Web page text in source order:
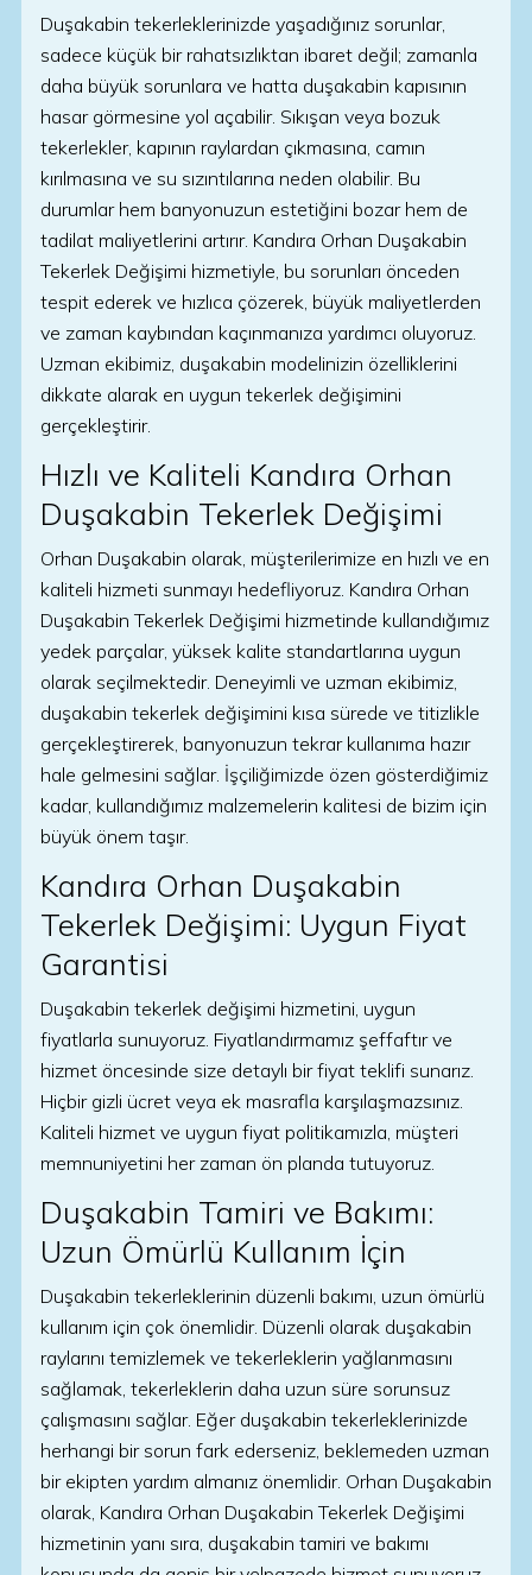
Duşakabin tekerleklerinizde yaşadığınız sorunlar,
sadece küçük bir rahatsızlıktan ibaret değil; zamanla
daha büyük sorunlara ve hatta duşakabin kapısının
hasar görmesine yol açabilir. Sıkışan veya bozuk
tekerlekler, kapının raylardan çıkmasına, camın
kırılmasına ve su sızıntılarına neden olabilir. Bu
durumlar hem banyonuzun estetiğini bozar hem de
tadilat maliyetlerini artırır. Kandıra Orhan Duşakabin
Tekerlek Değişimi hizmetiyle, bu sorunları önceden
tespit ederek ve hızlıca çözerek, büyük maliyetlerden
ve zaman kaybından kaçınmanıza yardımcı oluyoruz.
Uzman ekibimiz, duşakabin modelinizin özelliklerini
dikkate alarak en uygun tekerlek değişimini
gerçekleştirir.
Hızlı ve Kaliteli Kandıra Orhan
Duşakabin Tekerlek Değişimi
Orhan Duşakabin olarak, müşterilerimize en hızlı ve en
kaliteli hizmeti sunmayı hedefliyoruz. Kandıra Orhan
Duşakabin Tekerlek Değişimi hizmetinde kullandığımız
yedek parçalar, yüksek kalite standartlarına uygun
olarak seçilmektedir. Deneyimli ve uzman ekibimiz,
duşakabin tekerlek değişimini kısa sürede ve titizlikle
gerçekleştirerek, banyonuzun tekrar kullanıma hazır
hale gelmesini sağlar. İşçiliğimizde özen gösterdiğimiz
kadar, kullandığımız malzemelerin kalitesi de bizim için
büyük önem taşır.
Kandıra Orhan Duşakabin
Tekerlek Değişimi: Uygun Fiyat
Garantisi
Duşakabin tekerlek değişimi hizmetini, uygun
fiyatlarla sunuyoruz. Fiyatlandırmamız şeffaftır ve
hizmet öncesinde size detaylı bir fiyat teklifi sunarız.
Hiçbir gizli ücret veya ek masrafla karşılaşmazsınız.
Kaliteli hizmet ve uygun fiyat politikamızla, müşteri
memnuniyetini her zaman ön planda tutuyoruz.
Duşakabin Tamiri ve Bakımı:
Uzun Ömürlü Kullanım İçin
Duşakabin tekerleklerinin düzenli bakımı, uzun ömürlü
kullanım için çok önemlidir. Düzenli olarak duşakabin
raylarını temizlemek ve tekerleklerin yağlanmasını
sağlamak, tekerleklerin daha uzun süre sorunsuz
çalışmasını sağlar. Eğer duşakabin tekerleklerinizde
herhangi bir sorun fark ederseniz, beklemeden uzman
bir ekipten yardım almanız önemlidir. Orhan Duşakabin
olarak, Kandıra Orhan Duşakabin Tekerlek Değişimi
hizmetinin yanı sıra, duşakabin tamiri ve bakımı